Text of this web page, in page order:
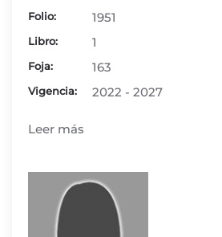
Folio: 1951
Libro: 1
Foja: 163
Vigencia: 2022 - 2027
Leer más